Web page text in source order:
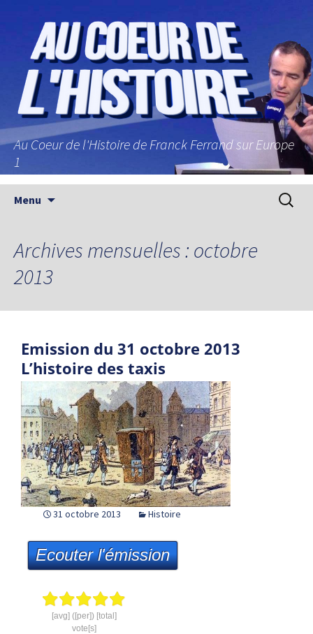
Au Coeur de l'Histoire de Franck Ferrand sur Europe
1
Menu
Archives mensuelles : octobre
2013
Emission du 31 octobre 2013
L’histoire des taxis
31 octobre 2013 Histoire
Ecouter l'émission
[avg] ([per]) [total]
vote[s]